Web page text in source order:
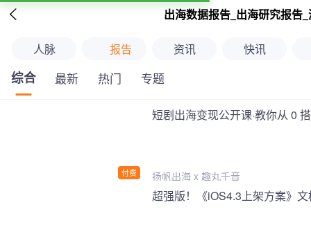
 出海数据报告_出海研究报告
人脉 报告 资讯 快讯
综合 最新 热门 专题
付费
短剧出海变现公开课·教你从 0
扬帆出海 x 趣丸千音